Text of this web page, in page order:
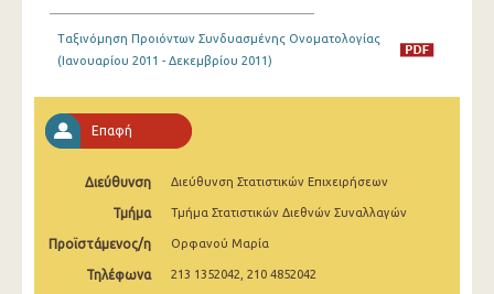
Αυγούστου 2025
Ιουνίου 2025
Απριλίου 2025
Μαρτίου 2025
Φεβρουαρίου 2025
Ταξινόμηση Προιόντων Συνδυασμένης Ονοματολογίας
(Ιανουαρίου 2011 - Δεκεμβρίου 2011)
Επαφή
Διεύθυνση Διεύθυνση Στατιστικών Επιχειρήσεων
Τμήμα Τμήμα Στατιστικών Διεθνών Συναλλαγών
Προϊστάμενος/η Ορφανού Μαρία
Τηλέφωνα 213 1352042, 210 4852042